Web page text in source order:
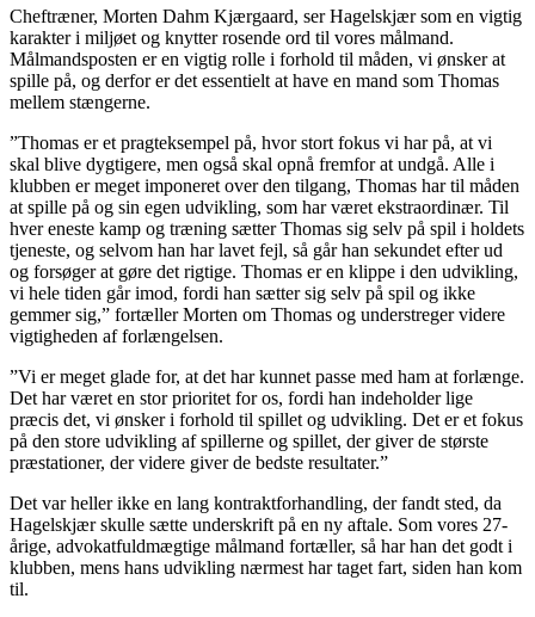
Cheftræner, Morten Dahm Kjærgaard, ser Hagelskjær som en vigtig
karakter i miljøet og knytter rosende ord til vores målmand.
Målmandsposten er en vigtig rolle i forhold til måden, vi ønsker at
spille på, og derfor er det essentielt at have en mand som Thomas
mellem stængerne.
”Thomas er et pragteksempel på, hvor stort fokus vi har på, at vi
skal blive dygtigere, men også skal opnå fremfor at undgå. Alle i
klubben er meget imponeret over den tilgang, Thomas har til måden
at spille på og sin egen udvikling, som har været ekstraordinær. Til
hver eneste kamp og træning sætter Thomas sig selv på spil i holdets
tjeneste, og selvom han har lavet fejl, så går han sekundet efter ud
og forsøger at gøre det rigtige. Thomas er en klippe i den udvikling,
vi hele tiden går imod, fordi han sætter sig selv på spil og ikke
gemmer sig,” fortæller Morten om Thomas og understreger videre
vigtigheden af forlængelsen.
”Vi er meget glade for, at det har kunnet passe med ham at forlænge.
Det har været en stor prioritet for os, fordi han indeholder lige
præcis det, vi ønsker i forhold til spillet og udvikling. Det er et fokus
på den store udvikling af spillerne og spillet, der giver de største
præstationer, der videre giver de bedste resultater.”
Det var heller ikke en lang kontraktforhandling, der fandt sted, da
Hagelskjær skulle sætte underskrift på en ny aftale. Som vores 27-
årige, advokatfuldmægtige målmand fortæller, så har han det godt i
klubben, mens hans udvikling nærmest har taget fart, siden han kom
til.